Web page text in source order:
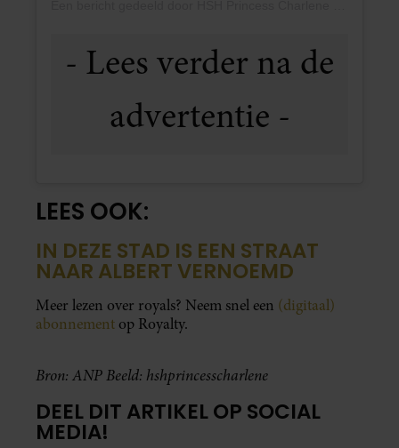
LEES OOK:
IN DEZE STAD IS EEN STRAAT
NAAR ALBERT VERNOEMD
Meer lezen over royals? Neem snel een (digitaal)
abonnement op Royalty.
Bron: ANP Beeld: hshprincesscharlene
DEEL DIT ARTIKEL OP SOCIAL
MEDIA!